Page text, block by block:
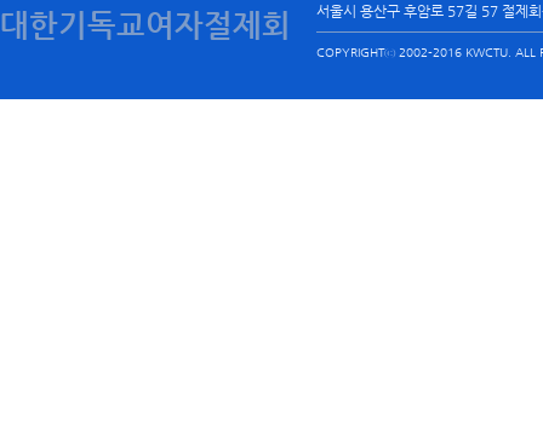
대한기독교여자절제회 서울시 용산구 후암로 57길 57 절제
COPYRIGHTⓒ 2002-2016 KWCTU. ALL